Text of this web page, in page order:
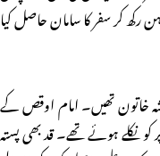
رکھ کر سفر کا سامان حاصل کیا
خاتون تھیں۔ امام اوقص کے
کو نکلے ہوئے تھے۔ قد بھی پستہ